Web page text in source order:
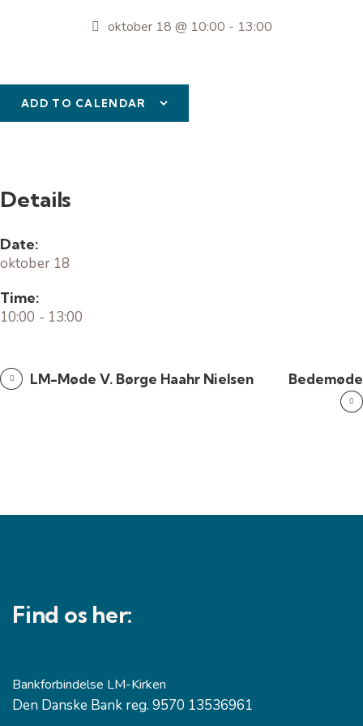
oktober 18 @ 10:00 - 13:00
ADD TO CALENDAR
Details
Date:
oktober 18
Time:
10:00 - 13:00
LM-Møde V. Børge Haahr Nielsen Bedemøde
Find os her:
Bankforbindelse LM-Kirken
Den Danske Bank reg. 9570 13536961